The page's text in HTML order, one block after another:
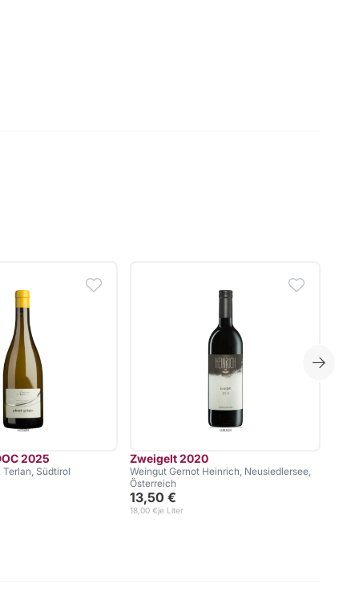
2025
Südtirol
Zweigelt 2020
Weingut Gernot Heinrich, Neusiedlersee,
Österreich
13,50 €
je Liter
18,00 €